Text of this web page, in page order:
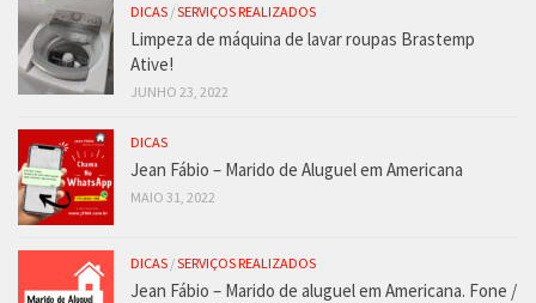
DICAS /SERVIÇOS REALIZADOS
Limpeza de máquina de lavar roupas Brastemp
Ative!
JUNHO 23, 2022
DICAS
Jean Fábio – Marido de Aluguel em Americana
MAIO 31, 2022
DICAS /SERVIÇOS REALIZADOS
Jean Fábio – Marido de aluguel em Americana. Fone /